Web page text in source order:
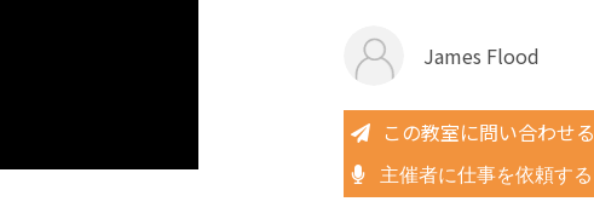
James Flood
この教室に問い合わせる
主催者に仕事を依頼する